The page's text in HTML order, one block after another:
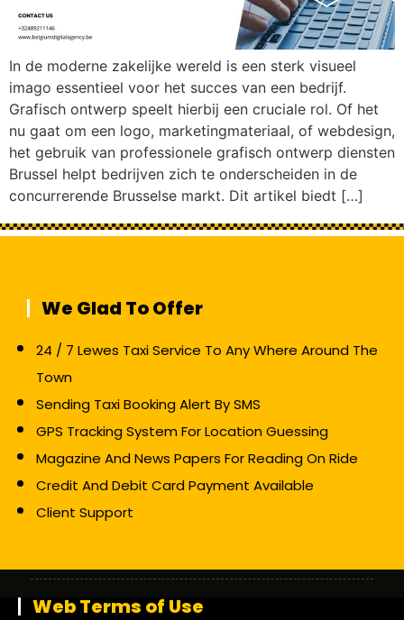
In de moderne zakelijke wereld is een sterk visueel
imago essentieel voor het succes van een bedrijf.
Grafisch ontwerp speelt hierbij een cruciale rol. Of het
nu gaat om een logo, marketingmateriaal, of webdesign,
het gebruik van professionele grafisch ontwerp diensten
Brussel helpt bedrijven zich te onderscheiden in de
concurrerende Brusselse markt. Dit artikel biedt […]
We Glad To Offer
24 / 7 Lewes Taxi Service To Any Where Around The
Town
Sending Taxi Booking Alert By SMS
GPS Tracking System For Location Guessing
Magazine And News Papers For Reading On Ride
Credit And Debit Card Payment Available
Client Support
Web Terms of Use